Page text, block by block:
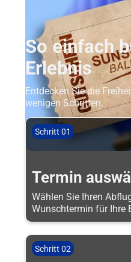
So einfach
Erlebnis
Entdecken Sie die
wenigen Schritten.
Schritt 01
Termin
Wählen Sie Ihren
Wunschtermin für Ihre
Schritt 02